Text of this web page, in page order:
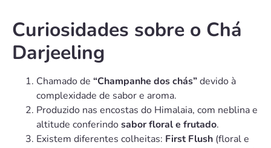
Curiosidades sobre o Chá
Darjeeling
Chamado de “Champanhe dos chás”devido à
complexidade de sabor e aroma.
Produzido nas encostas do Himalaia, com neblina e
altitude conferindosabor floral e frutado.
Existem diferentes colheitas: First Flush (floral e